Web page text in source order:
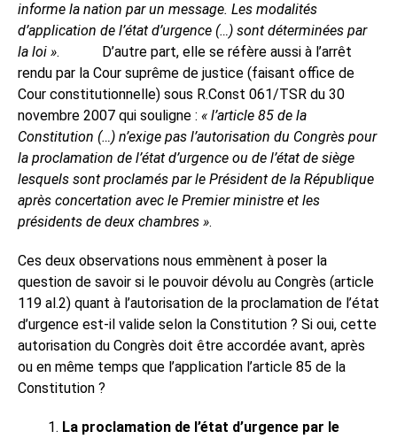
informe la nation par un message. Les modalités
d’application de l’état d’urgence (…) sont déterminées par
la loi ».
D’autre part, elle se réfère aussi à l’arrêt
rendu par la Cour suprême de justice (faisant office de
Cour constitutionnelle) sous R.Const 061/TSR du 30
novembre 2007 qui souligne : « l’article 85 de la
Constitution (…) n’exige pas l’autorisation du Congrès pour
la proclamation de l’état d’urgence ou de l’état de siège
lesquels sont proclamés par le Président de la République
après concertation avec le Premier ministre et les
présidents de deux chambres ».
Ces deux observations nous emmènent à poser la
question de savoir si le pouvoir dévolu au Congrès (article
119 al.2) quant à l’autorisation de la proclamation de l’état
d’urgence est-il valide selon la Constitution ? Si oui, cette
autorisation du Congrès doit être accordée avant, après
ou en même temps que l’application l’article 85 de la
Constitution ?
La proclamation de l’état d’urgence par le